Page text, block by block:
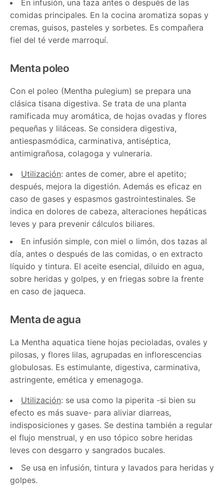
En infusión, una taza antes o después de las
comidas principales. En la cocina aromatiza sopas y
cremas, guisos, pasteles y sorbetes. Es compañera
fiel del té verde marroquí.
Menta poleo
Con el poleo (Mentha pulegium) se prepara una
clásica tisana digestiva. Se trata de una planta
ramificada muy aromática, de hojas ovadas y flores
pequeñas y liláceas. Se considera digestiva,
antiespasmódica, carminativa, antiséptica,
antimigrañosa, colagoga y vulneraria.
Utilización: antes de comer, abre el apetito;
después, mejora la digestión. Además es eficaz en
caso de gases y espasmos gastrointestinales. Se
indica en dolores de cabeza, alteraciones hepáticas
leves y para prevenir cálculos biliares.
En infusión simple, con miel o limón, dos tazas al
día, antes o después de las comidas, o en extracto
líquido y tintura. El aceite esencial, diluido en agua,
sobre heridas y golpes, y en friegas sobre la frente
en caso de jaqueca.
Menta de agua
La Mentha aquatica tiene hojas pecioladas, ovales y
pilosas, y flores lilas, agrupadas en inflorescencias
globulosas. Es estimulante, digestiva, carminativa,
astringente, emética y emenagoga.
Utilización: se usa como la piperita -si bien su
efecto es más suave- para aliviar diarreas,
indisposiciones y gases. Se destina también a regular
el flujo menstrual, y en uso tópico sobre heridas
leves con desgarro y sangrados bucales.
Se usa en infusión, tintura y lavados para heridas y
golpes.